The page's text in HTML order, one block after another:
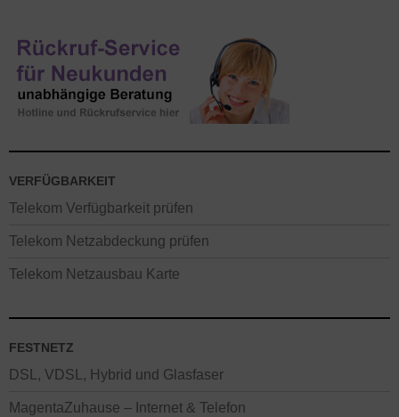
VERFÜGBARKEIT
Telekom Verfügbarkeit prüfen
Telekom Netzabdeckung prüfen
Telekom Netzausbau Karte
FESTNETZ
DSL, VDSL, Hybrid und Glasfaser
MagentaZuhause – Internet & Telefon